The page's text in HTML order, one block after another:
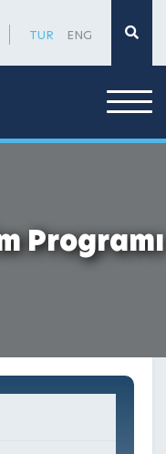
×
TUR ENG
Programı